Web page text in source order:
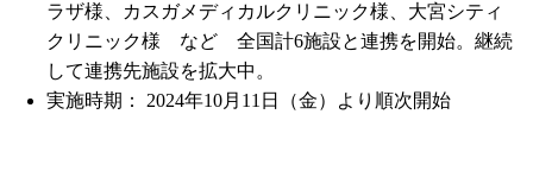
ラザ様、カスガメディカルクリニック様、大宮シティ
クリニック様 など 全国計6施設と連携を開始。継続
して連携先施設を拡大中。
実施時期： 2024年10月11日（金）より順次開始